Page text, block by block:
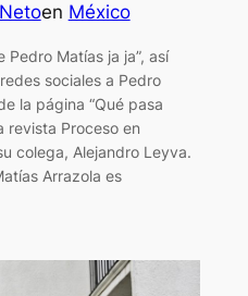
en México
Pedro Matías ja ja”, así
sociales a Pedro
la página “Qué pasa
revista Proceso en
colega, Alejandro Leyva.
Arrazola es